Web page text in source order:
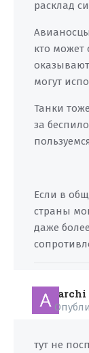
расклад
кто может
могут
Танки
за
Если в
страны
даже
archi
тут не